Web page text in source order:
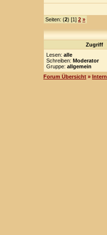
Seiten: (2) [1] 2 »
Zugriff
Lesen: alle
Schreiben: Moderator
Gruppe: allgemein
Forum Übersicht »